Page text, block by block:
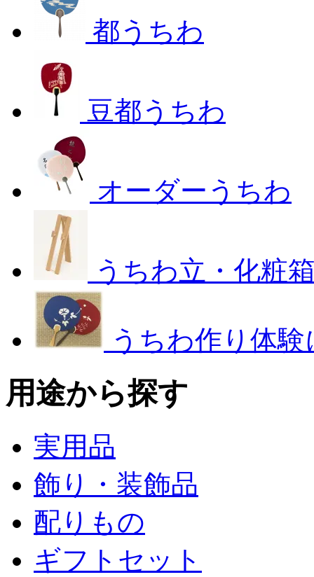
都うちわ
豆都うちわ
オーダーうちわ
うちわ立・化粧
うちわ作り体
用途から探す
実用品
飾り・装飾品
配りもの
ギフトセット